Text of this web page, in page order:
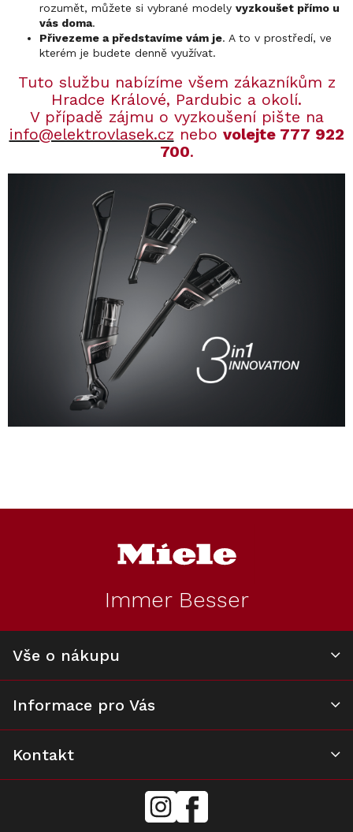
rozumět, můžete si vybrané modely vyzkoušet přímo u
vás doma.
Přivezeme a představíme vám je. A to v prostředí, ve
kterém je budete denně využívat.
Tuto službu nabízíme všem zákazníkům z
Hradce Králové, Pardubic a okolí.
V případě zájmu o vyzkoušení pište na
info@elektrovlasek.cz nebo volejte 777 922
700.
Immer Besser
Vše o nákupu
Informace pro Vás
Kontakt
mielecentervlasek
Miele
Center